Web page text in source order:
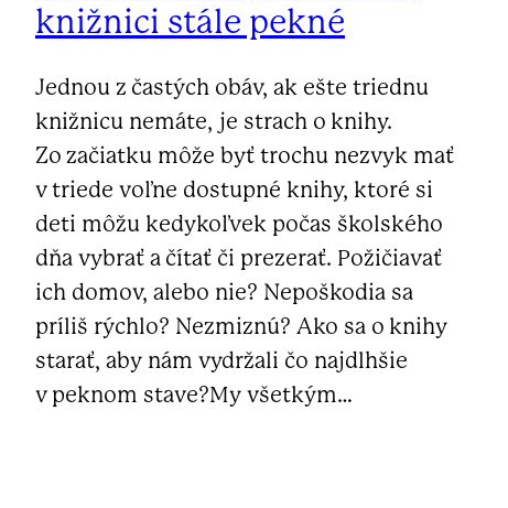
knižnici stále pekné
Jednou z častých obáv, ak ešte triednu
knižnicu nemáte, je strach o knihy.
Zo začiatku môže byť trochu nezvyk mať
v triede voľne dostupné knihy, ktoré si
deti môžu kedykoľvek počas školského
dňa vybrať a čítať či prezerať. Požičiavať
ich domov, alebo nie? Nepoškodia sa
príliš rýchlo? Nezmiznú? Ako sa o knihy
starať, aby nám vydržali čo najdlhšie
v peknom stave?My všetkým…